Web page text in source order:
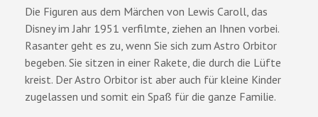
Die Figuren aus dem Märchen von Lewis Caroll, das
Disney im Jahr 1951 verfilmte, ziehen an Ihnen vorbei.
Rasanter geht es zu, wenn Sie sich zum Astro Orbitor
begeben. Sie sitzen in einer Rakete, die durch die Lüfte
kreist. Der Astro Orbitor ist aber auch für kleine Kinder
zugelassen und somit ein Spaß für die ganze Familie.